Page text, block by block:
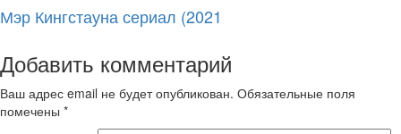
Мэр Кингстауна сериал (2021
Добавить комментарий
Ваш адрес email не будет опубликован. Обязательные поля
помечены *